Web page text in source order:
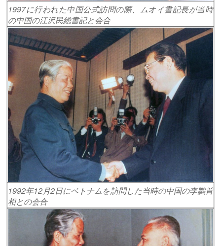
1997に行われた中国公式訪問の際、ムオイ書記長が当時
の中国の江沢民総書記と会合
1992年12月2日にベトナムを訪問した当時の中国の李鵬首
相との会合